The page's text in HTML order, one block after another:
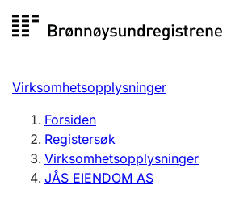
til
Registersøk
Aksjeselskap
Enkeltpersonforetak
Registrere, endre, slette
Virksomhetsopplysninger
Forsiden
Registersøk
Virksomhetsopplysninger
JÅS EIENDOM AS